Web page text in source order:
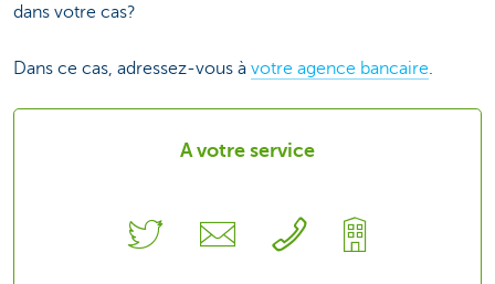
dans votre cas?
Dans ce cas, adressez-vous à votre agence bancaire.
A votre service